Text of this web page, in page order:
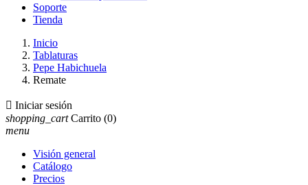
Soporte
Tienda
Inicio
Tablaturas
Pepe Habichuela
Remate
 Iniciar sesión
shopping_cart Carrito (0)
menu
Visión general
Catálogo
Precios